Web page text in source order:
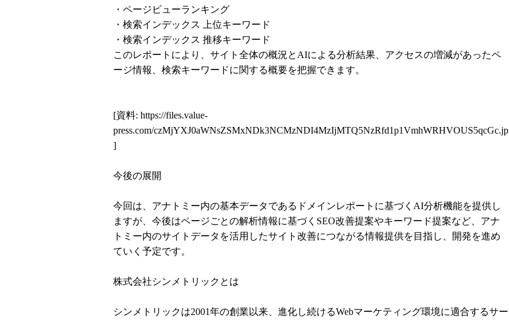
・ページビューランキング
・検索インデックス 上位キーワード
・検索インデックス 推移キーワード
このレポートにより、サイト全体の概況とAIによる分析結果、アクセスの増減があったペ
ージ情報、検索キーワードに関する概要を把握できます。
[資料: https://files.value-
press.com/czMjYXJ0aWNsZSMxNDk3NCMzNDI4MzIjMTQ5NzRfd1p1VmhWRHVOUS5qcGc.jpg
]
今後の展開
今回は、アナトミー内の基本データであるドメインレポートに基づくAI分析機能を提供し
ますが、今後はページごとの解析情報に基づくSEO改善提案やキーワード提案など、アナ
トミー内のサイトデータを活用したサイト改善につながる情報提供を目指し、開発を進め
ていく予定です。
株式会社シンメトリックとは
シンメトリックは2001年の創業以来、進化し続けるWebマーケティング環境に適合するサー